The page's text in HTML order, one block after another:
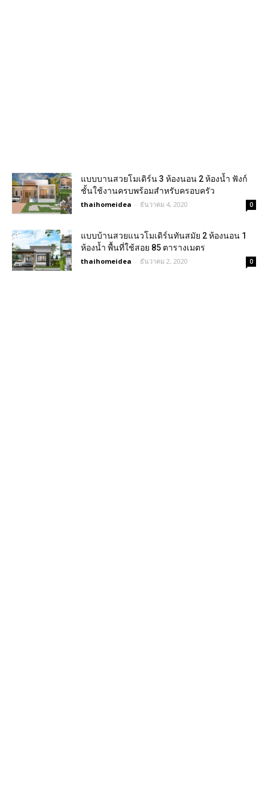
แบบบานสวยโมเดิร์น 3 ห้องนอน 2 ห้องน้ำ ฟังก์
ชั้นใช้งานครบพร้อมสำหรับครอบครัว
thaihomeidea - ธันวาคม 4, 2020 0
แบบบ้านสวยแนวโมเดิร์นทันสมัย 2 ห้องนอน 1
ห้องน้ำ พื้นที่ใช้สอย 85 ตารางเมตร
thaihomeidea - ธันวาคม 2, 2020 0